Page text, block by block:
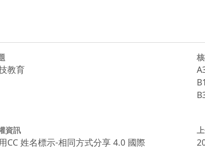
教育
資訊
CC 姓名標示-相同方式分享 4.0 國際